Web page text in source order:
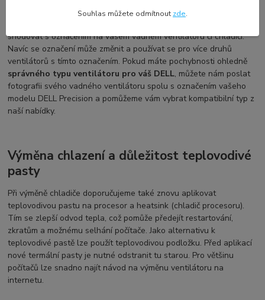
shodovat s označením na vašem vadném ventilátoru či chladiči.
Navíc se označení může změnit a používat se pro více druhů
ventilátorů s tímto označením. Pokud máte pochybnosti ohledně
správného typu ventilátoru pro váš DELL, můžete nám poslat
fotografii svého vadného ventilátoru spolu s označením vašeho
modelu DELL Precision a pomůžeme vám vybrat kompatibilní typ z
naší nabídky.
Výměna chlazení a důležitost teplovodivé
pasty
Při výměně chladiče doporučujeme také znovu aplikovat
teplovodivou pastu na procesor a heatsink (chladič procesoru).
Tím se zlepší odvod tepla, což pomůže předejít restartování,
zkratům a možnému selhání počítače. Jako alternativu k
teplovodivé pastě lze použít teplovodivou podložku. Před aplikací
nové termální pasty je nutné odstranit tu starou. Pro většinu
počítačů lze snadno najít návod na výměnu ventilátoru na
internetu.
Souhlas můžete odmítnout zde.